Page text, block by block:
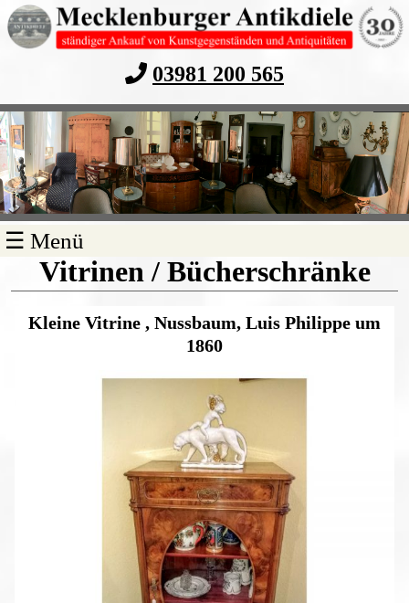
03981 200 565
☰ Menü
Vitrinen / Bücherschränke
Kleine Vitrine , Nussbaum, Luis Philippe um
1860